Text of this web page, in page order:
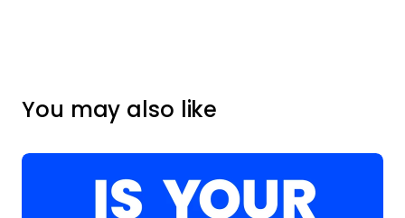
You may also like